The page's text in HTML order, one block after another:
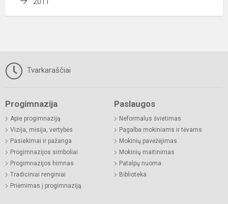
Tvarkaraščiai
Progimnazija
Apie progimnaziją
Vizija, misija, vertybės
Pasiekimai ir pažanga
Progimnazijos simboliai
Progimnazijos himnas
Tradiciniai renginiai
Priėmimas į progimnaziją
Paslaugos
Neformalus švietimas
Pagalba mokiniams ir tėvams
Mokinių pavėžėjimas
Mokinių maitinimas
Patalpų nuoma
Biblioteka